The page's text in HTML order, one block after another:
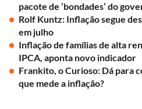
pacote de ‘bondades’ do
Rolf Kuntz: Inflação segue
em julho
Inflação de famílias de alta
IPCA, aponta novo indicador
Frankito, o Curioso: Dá para
que mede a inflação?